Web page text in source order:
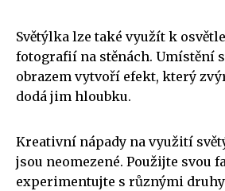
Světýlka lze také využít k
fotografií na stěnách. Umístění
obrazem vytvoří efekt, který
dodá jim hloubku.
Kreativní nápady na využití
jsou neomezené. Použijte svou
experimentujte s různými